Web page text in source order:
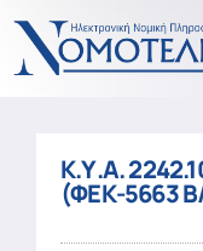
Κ.Υ.Α.
(ΦΕΚ-5663